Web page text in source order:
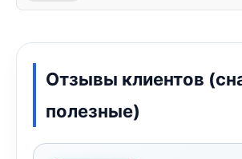
Отзывы клиентов
полезные)